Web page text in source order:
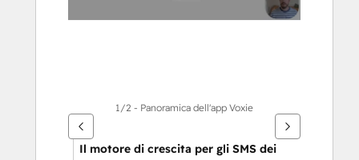
1/2 - Panoramica dell'app Voxie
Il motore di crescita per gli SMS dei